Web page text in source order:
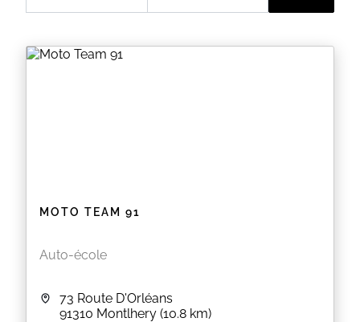
MOTO TEAM 91
Auto-école
73 Route D'Orléans
91310 Montlhery (10.8 km)